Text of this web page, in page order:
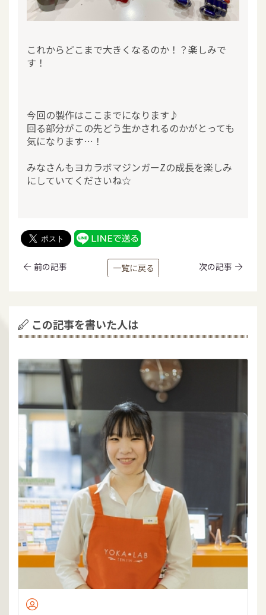
これからどこまで大きくなるのか！？楽しみで
す！
今回の製作はここまでになります♪
回る部分がこの先どう生かされるのかがとっても
気になります…！
みなさんもヨカラボマジンガーZの成長を楽しみ
にしていてくださいね☆
前の記事 一覧に戻る 次の記事
この記事を書いた人は